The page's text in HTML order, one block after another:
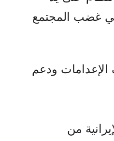
في غضب المجتمع
2026 – دعوة لوقف الإعدامات ودعم
من